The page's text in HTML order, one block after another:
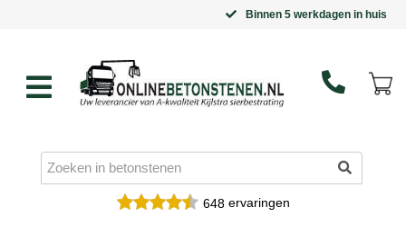
Binnen 5 werkdagen in huis
648ervaringen